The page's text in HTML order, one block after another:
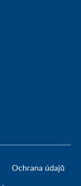
Ochrana údajů